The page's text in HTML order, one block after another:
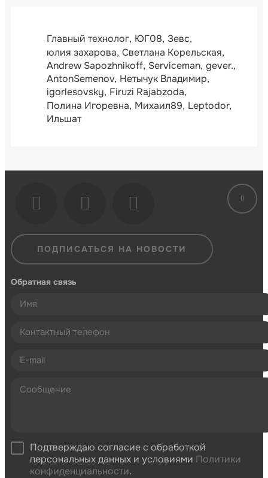
Главный технолог ЮГ08 Зевс
юлия захарова Светлана Корельская
Andrew Sapozhnikoff Serviceman gever.
AntonSemenov Нетычук Владимир
igorlesovsky Firuzi Rajabzoda
Полина Игоревна Михаил89 Leptodor
Ильшат
ПОДПИСАТЬСЯ НА НОВОСТИ
Обратная связь
Подтверждаю согласие с обработкой
персональных данных и условиями Политики
конфиденциальности.